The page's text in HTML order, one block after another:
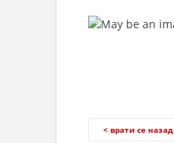
< врати се назад